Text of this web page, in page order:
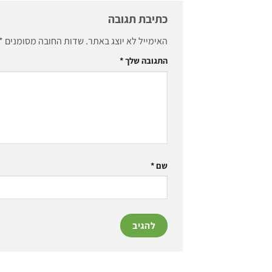
כתיבת תגובה
האימייל לא יוצג באתר.שדות החובה מסומנים *
התגובה שלך*
שם*